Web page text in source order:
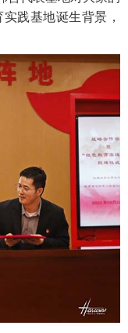
践基地诞生背景，